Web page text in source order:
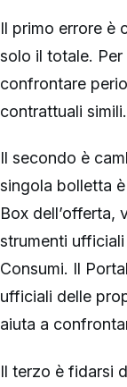
Il primo errore è
solo il totale.
confrontare
contrattuali simili.
Il secondo è
singola bolletta
Box dell’offerta,
strumenti
Consumi. Il
ufficiali delle
aiuta a
Il terzo è fidarsi